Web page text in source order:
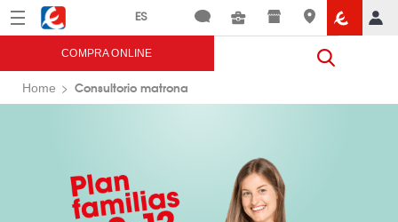
Menú Eroski
COMPRA ONLINE
Home Consultorio matrona